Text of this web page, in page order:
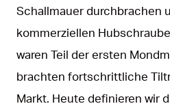
Schallmauer durchbrachen
kommerziellen
waren Teil der ersten
brachten fortschrittliche
Markt. Heute definieren wir